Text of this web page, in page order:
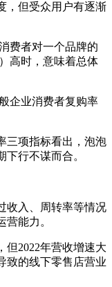
，但受众用户有逐渐
费者对一个品牌的
高时，意味着总体
企业消费者复购率
三项指标看出，泡泡
行不谋而合。
收入、周转率等情况
能力。
但2022年营收增速大
致的线下零售店营业